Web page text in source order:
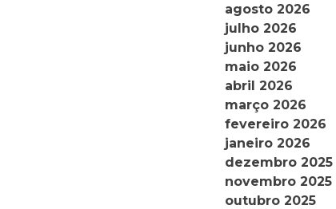
agosto 2026
julho 2026
junho 2026
maio 2026
abril 2026
março 2026
fevereiro 2026
janeiro 2026
dezembro 2025
novembro 2025
outubro 2025